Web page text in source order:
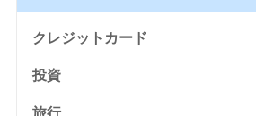
クレジットカード
投資
旅行